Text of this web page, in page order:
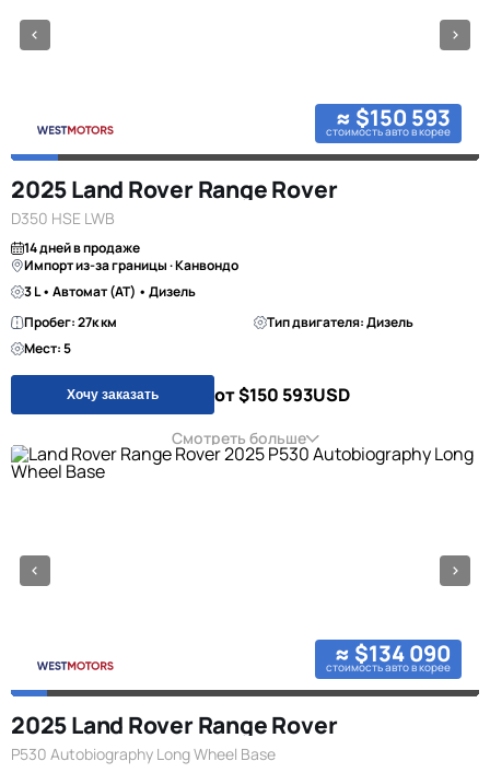
≈ $150 593
стоимость авто в корее
2025 Land Rover Range Rover
D350 HSE LWB
14 дней в продаже
Импорт из-за границы · Канвондо
3 L • Автомат (AT) • Дизель
Пробег: 27к км
Тип двигателя: Дизель
Мест: 5
Хочу заказать от $150 593USD
Смотреть больше
≈ $134 090
стоимость авто в корее
2025 Land Rover Range Rover
P530 Autobiography Long Wheel Base